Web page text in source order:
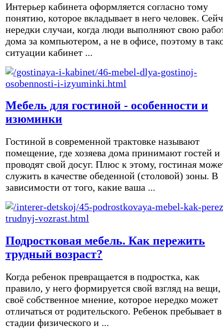
Интерьер кабинета оформляется согласно тому
понятию, которое вкладывает в него человек.
нередки случаи, когда люди выполняют свою
дома за компьютером, а не в офисе, поэтому в
ситуации кабинет ...
Мебель для гостиной - особенности и
изюминки
Гостиной в современной трактовке называют
помещение, где хозяева дома принимают гостей и
проводят свой досуг. Плюс к этому, гостиная
служить в качестве обеденной (столовой) зоны. В
зависимости от того, какие ваша ...
Подростковая мебель. Как пережить
трудный возраст?
Когда ребенок превращается в подростка, как
правило, у него формируется свой взгляд на вещи,
своё собственное мнение, которое нередко может
отличаться от родительского. Ребенок пребывает в
стадии физического и ...